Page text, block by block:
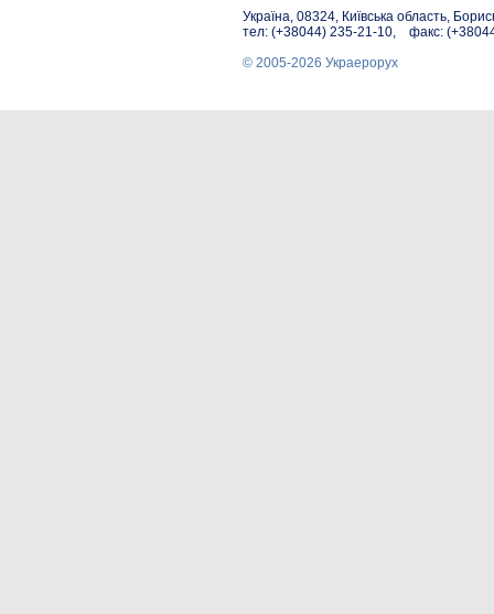
Україна, 08324, Київська область,
тел: (+38044) 235-21-10, факс:
© 2005-2026 Украерорух